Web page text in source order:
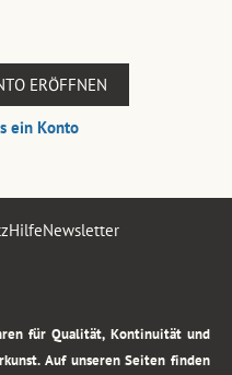
ERÖFFNEN
ein Konto
HilfeNewsletter
für Qualität, Kontinuität und
Auf unseren Seiten finden